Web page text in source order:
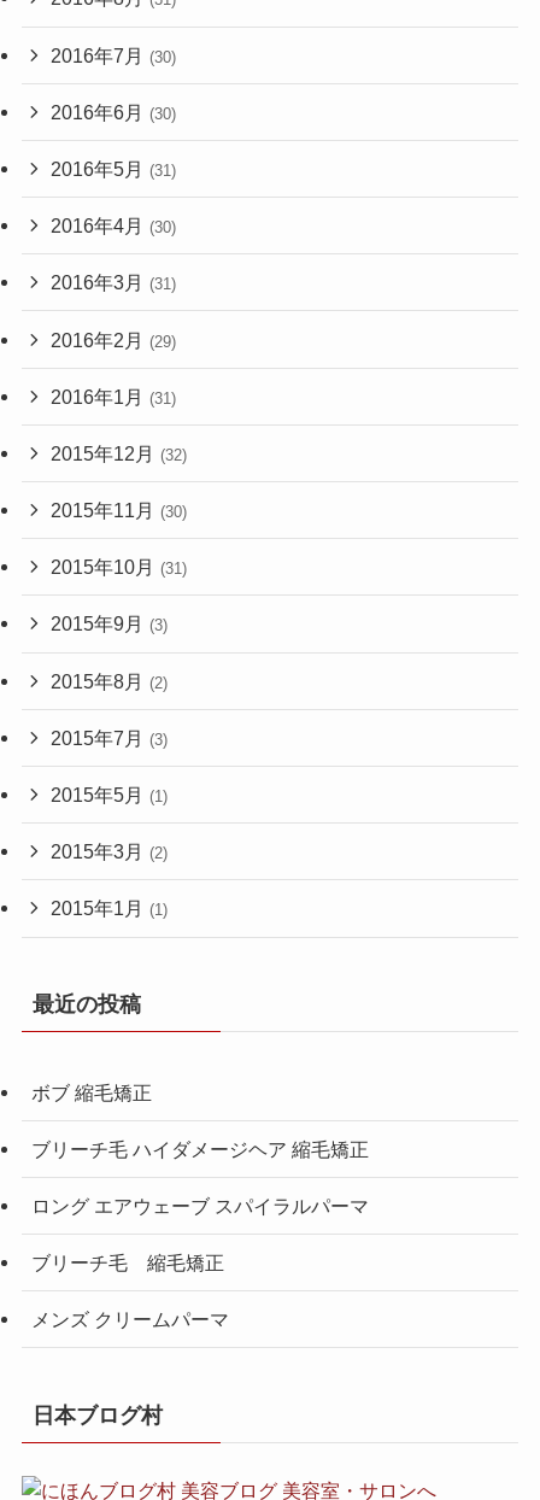
2016年7月 (30)
2016年6月 (30)
2016年5月 (31)
2016年4月 (30)
2016年3月 (31)
2016年2月 (29)
2016年1月 (31)
2015年12月 (32)
2015年11月 (30)
2015年10月 (31)
2015年9月 (3)
2015年8月 (2)
2015年7月 (3)
2015年5月 (1)
2015年3月 (2)
2015年1月 (1)
最近の投稿
ボブ 縮毛矯正
ブリーチ毛 ハイダメージヘア 縮毛矯正
ロング エアウェーブ スパイラルパーマ
ブリーチ毛 縮毛矯正
メンズ クリームパーマ
日本ブログ村